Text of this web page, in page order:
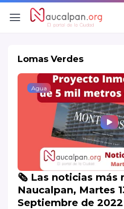
Lomas Verdes
Agua
🗞️ Las noticias más
Naucalpan, Martes
Septiembre de 2022